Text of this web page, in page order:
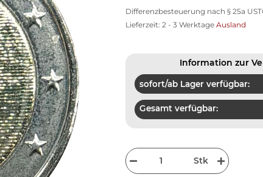
Differenzbesteuerung nach § 25a
Lieferzeit: 2 - 3 Werktage Ausland
Information zur
sofort/ab Lager verfügbar:
Gesamt verfügbar:
Stk